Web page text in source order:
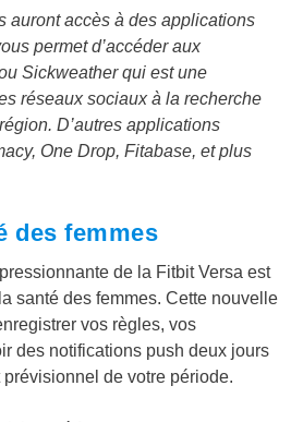
auront accès à des applications
permet d’accéder aux
Sickweather qui est une
réseaux sociaux à la recherche
D’autres applications
One Drop, Fitabase, et plus
des femmes
de la Fitbit Versa est
santé des femmes. Cette nouvelle
vos règles, vos
des notifications push deux jours
de votre période.